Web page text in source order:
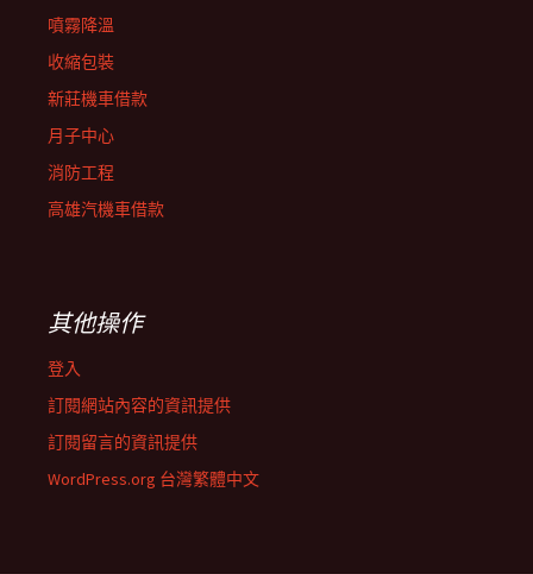
噴霧降溫
收縮包裝
新莊機車借款
月子中心
消防工程
高雄汽機車借款
其他操作
登入
訂閱網站內容的資訊提供
訂閱留言的資訊提供
WordPress.org 台灣繁體中文